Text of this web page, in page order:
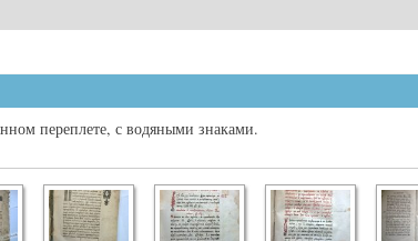
переплете, с водяными знаками.